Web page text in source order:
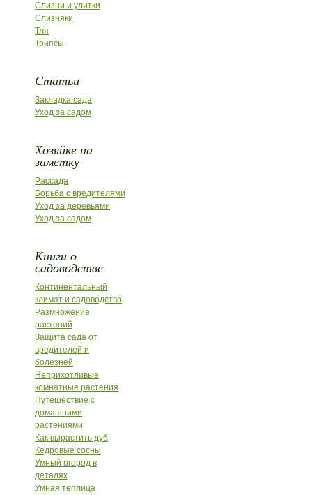
Слизни и улитки
Слизняки
Тля
Трипсы
Статьи
Закладка сада
Уход за садом
Хозяйке на
заметку
Рассада
Борьба с вредителями
Уход за деревьями
Уход за садом
Книги о
садоводстве
Континентальный
климат и садоводство
Размножение
растений
Защита сада от
вредителей и
болезней
Неприхотливые
комнатные растения
Путешествие с
домашними
растениями
Как вырастить дуб
Кедровые сосны
Умный огород в
деталях
Умная теплица